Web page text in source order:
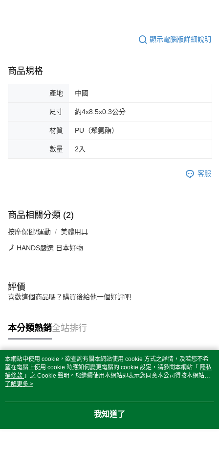
顯示電腦版詳細說明
商品規格
產地 中國
尺寸 約4x8.5x0.3公分
材質 PU（聚氨酯）
數量 2入
客服
商品相關分類 (2)
按摩保健/運動 美體用具
🗾 HANDS嚴選 日本好物
評價
喜歡這個商品嗎？購買後給他一個好評吧
本分類熱銷全站排行
熱門標籤
本網站中使用 cookie，欲查詢有關本網站使用 cookie 方式之詳情，及若您不希
望在電腦上使用 cookie 時應如何變更電腦的 cookie 設定，請參閱本網站「 隱私
權條款 」之 Cookie 聲明。您繼續使用本網站即表示您同意本公司得按本網站使
用條款之 Cookie 聲明使用 cookie。
了解更多 >
我知道了